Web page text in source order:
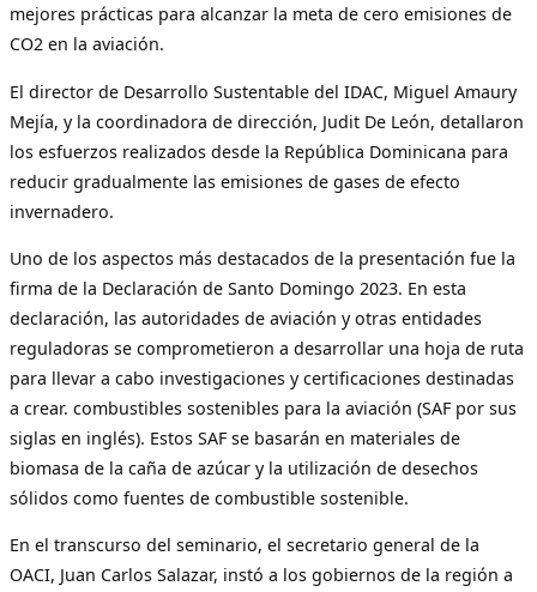
mejores prácticas para alcanzar la meta de cero emisiones de
CO2 en la aviación.
El director de Desarrollo Sustentable del IDAC, Miguel Amaury
Mejía, y la coordinadora de dirección, Judit De León, detallaron
los esfuerzos realizados desde la República Dominicana para
reducir gradualmente las emisiones de gases de efecto
invernadero.
Uno de los aspectos más destacados de la presentación fue la
firma de la Declaración de Santo Domingo 2023. En esta
declaración, las autoridades de aviación y otras entidades
reguladoras se comprometieron a desarrollar una hoja de ruta
para llevar a cabo investigaciones y certificaciones destinadas
a crear. combustibles sostenibles para la aviación (SAF por sus
siglas en inglés). Estos SAF se basarán en materiales de
biomasa de la caña de azúcar y la utilización de desechos
sólidos como fuentes de combustible sostenible.
En el transcurso del seminario, el secretario general de la
OACI, Juan Carlos Salazar, instó a los gobiernos de la región a